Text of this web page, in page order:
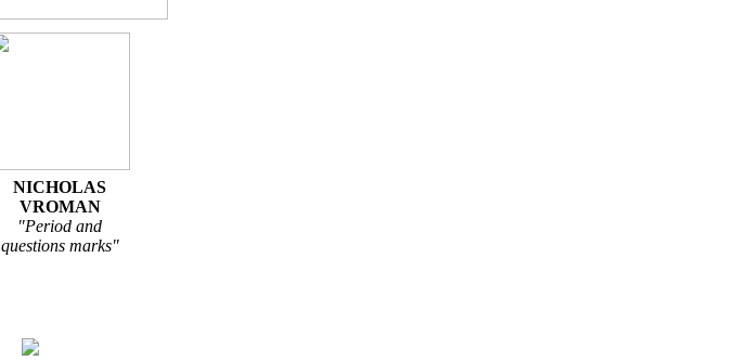
NICHOLAS
VROMAN
"Period and
questions marks"